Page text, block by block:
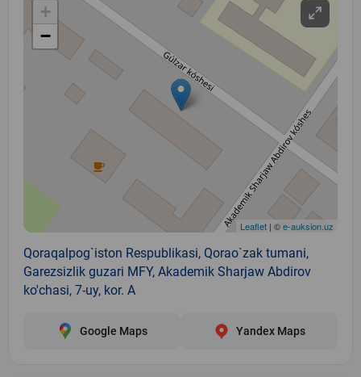
+
−
Leaflet | ©e-auksion.uz
Qoraqalpog`iston Respublikasi, Qorao`zak tumani,
Garezsizlik guzari MFY, Akademik Sharjaw Abdirov
ko'chasi, 7-uy, kor. A
Google Maps Yandex Maps